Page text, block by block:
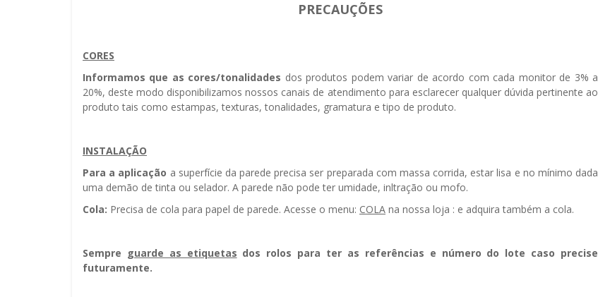
PRECAUÇÕES
CORES
Informamos que as cores/tonalidades dos produtos podem variar de acordo com cada monitor de 3% a
20%, deste modo disponibilizamos nossos canais de atendimento para esclarecer qualquer dúvida pertinente ao
produto tais como estampas, texturas, tonalidades, gramatura e tipo de produto.
INSTALAÇÃO
Para a aplicação a superfície da parede precisa ser preparada com massa corrida, estar lisa e no mínimo dada
uma demão de tinta ou selador. A parede não pode ter umidade, infiltração ou mofo.
Cola: Precisa de cola para papel de parede. Acesse o menu: COLA na nossa loja : e adquira também a cola.
Sempre guarde as etiquetas dos rolos para ter as referências e número do lote caso precise
futuramente.